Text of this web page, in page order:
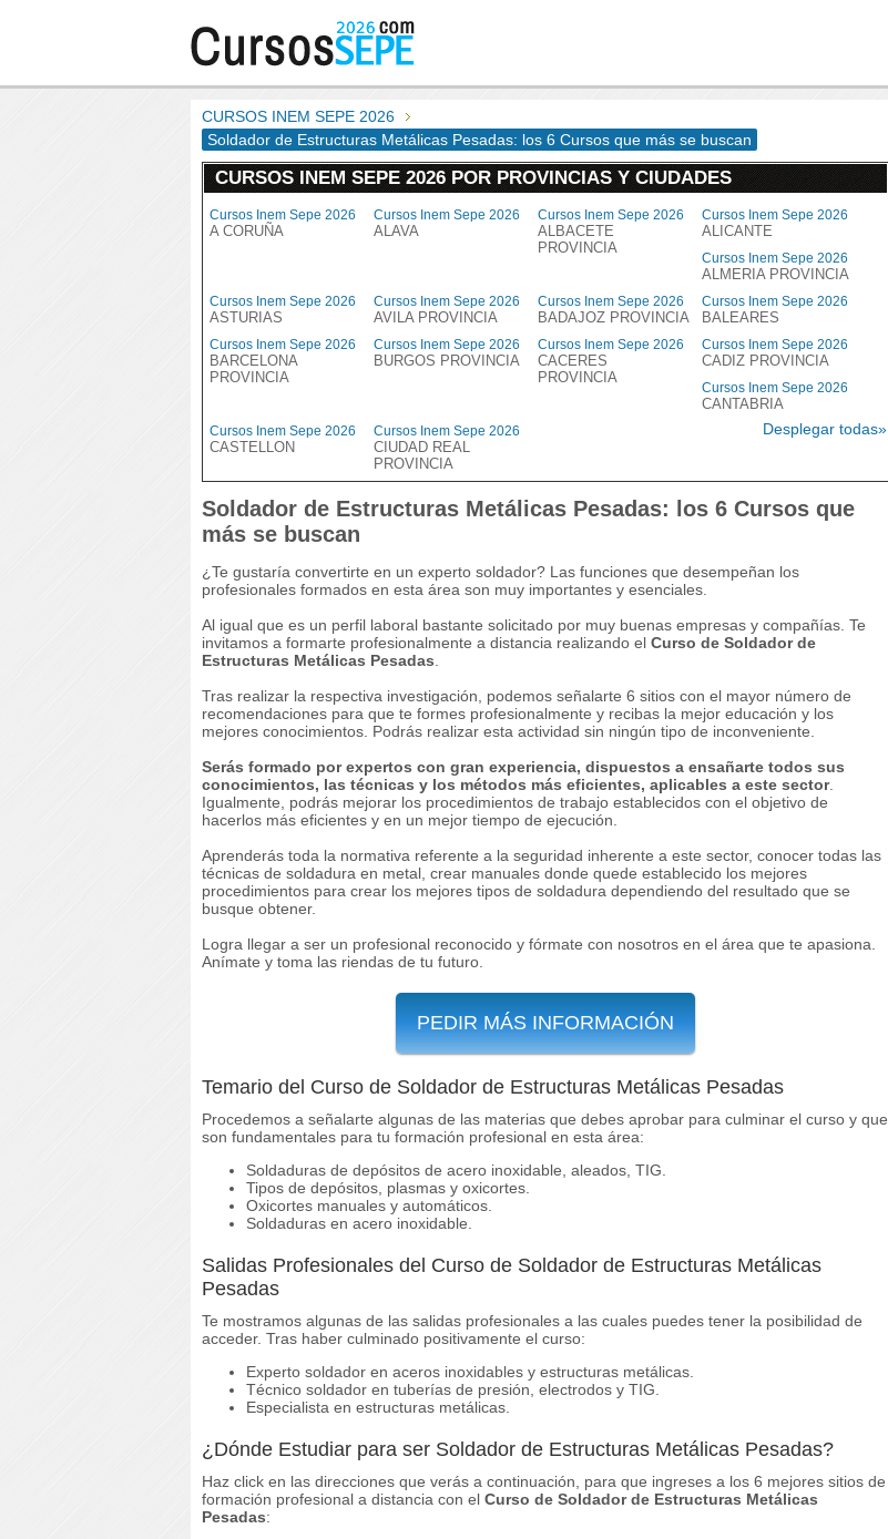
CURSOS INEM SEPE 2026
Soldador de Estructuras Metálicas Pesadas: los 6 Cursos que más se buscan
CURSOS INEM SEPE 2026 POR PROVINCIAS Y CIUDADES
Cursos Inem Sepe 2026
A CORUÑA
Cursos Inem Sepe 2026
ALAVA
Cursos Inem Sepe 2026
ALBACETE
PROVINCIA
Cursos Inem Sepe 2026
ALICANTE
Cursos Inem Sepe 2026
ALMERIA PROVINCIA
Cursos Inem Sepe 2026
ASTURIAS
Cursos Inem Sepe 2026
AVILA PROVINCIA
Cursos Inem Sepe 2026
BADAJOZ PROVINCIA
Cursos Inem Sepe 2026
BALEARES
Cursos Inem Sepe 2026
BARCELONA
PROVINCIA
Cursos Inem Sepe 2026
BURGOS PROVINCIA
Cursos Inem Sepe 2026
CACERES
PROVINCIA
Cursos Inem Sepe 2026
CADIZ PROVINCIA
Cursos Inem Sepe 2026
CANTABRIA
Cursos Inem Sepe 2026
CASTELLON
Cursos Inem Sepe 2026
CIUDAD REAL
PROVINCIA
Desplegar todas»
Soldador de Estructuras Metálicas Pesadas: los 6 Cursos que
más se buscan
¿Te gustaría convertirte en un experto soldador? Las funciones que desempeñan los
profesionales formados en esta área son muy importantes y esenciales.
Al igual que es un perfil laboral bastante solicitado por muy buenas empresas y compañías. Te
invitamos a formarte profesionalmente a distancia realizando el Curso de Soldador de
Estructuras Metálicas Pesadas
Tras realizar la respectiva investigación, podemos señalarte 6 sitios con el mayor número de
recomendaciones para que te formes profesionalmente y recibas la mejor educación y los
mejores conocimientos. Podrás realizar esta actividad sin ningún tipo de inconveniente.
Serás formado por expertos con gran experiencia, dispuestos a ensañarte todos sus
conocimientos, las técnicas y los métodos más eficientes, aplicables a este sector.
Igualmente, podrás mejorar los procedimientos de trabajo establecidos con el objetivo de
hacerlos más eficientes y en un mejor tiempo de ejecución.
Aprenderás toda la normativa referente a la seguridad inherente a este sector, conocer todas las
técnicas de soldadura en metal, crear manuales donde quede establecido los mejores
procedimientos para crear los mejores tipos de soldadura dependiendo del resultado que se
busque obtener.
Logra llegar a ser un profesional reconocido y fórmate con nosotros en el área que te apasiona.
Anímate y toma las riendas de tu futuro.
PEDIR MÁS INFORMACIÓN
Temario del Curso de Soldador de Estructuras Metálicas Pesadas
Procedemos a señalarte algunas de las materias que debes aprobar para culminar el curso y que
son fundamentales para tu formación profesional en esta área:
Soldaduras de depósitos de acero inoxidable, aleados, TIG.
Tipos de depósitos, plasmas y oxicortes.
Oxicortes manuales y automáticos.
Soldaduras en acero inoxidable.
Salidas Profesionales del Curso de Soldador de Estructuras Metálicas
Pesadas
Te mostramos algunas de las salidas profesionales a las cuales puedes tener la posibilidad de
acceder. Tras haber culminado positivamente el curso:
Experto soldador en aceros inoxidables y estructuras metálicas.
Técnico soldador en tuberías de presión, electrodos y TIG.
Especialista en estructuras metálicas.
¿Dónde Estudiar para ser Soldador de Estructuras Metálicas Pesadas?
Haz click en las direcciones que verás a continuación, para que ingreses a los 6 mejores sitios de
formación profesional a distancia con el Curso de Soldador de Estructuras Metálicas
Pesadas: